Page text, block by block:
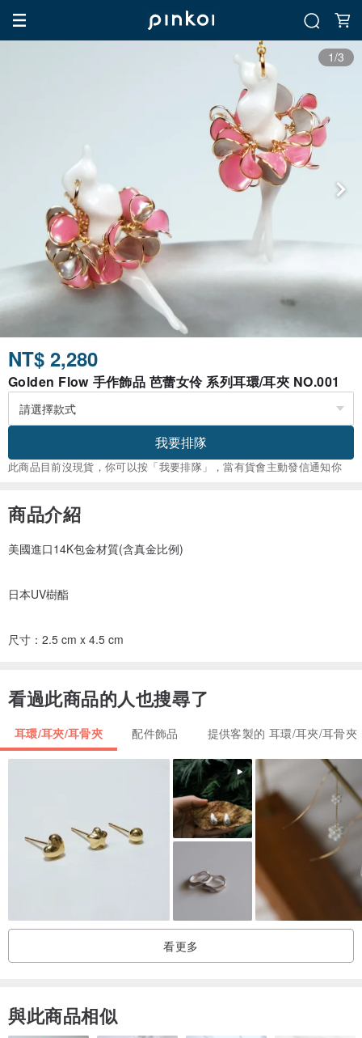
1/3
NT$ 2,280
Golden Flow 手作飾品 芭蕾女伶 系列耳環/耳夾 NO.001
我要排隊
此商品目前沒現貨，你可以按「我要排隊」，當有貨會主動發信通知你
商品介紹
美國進口14K包金材質(含真金比例)
日本UV樹酯
尺寸：2.5 cm x 4.5 cm
看過此商品的人也搜尋了
耳環/耳夾/耳骨夾 配件飾品 提供客製的 耳環/耳夾/耳骨夾
看更多
與此商品相似